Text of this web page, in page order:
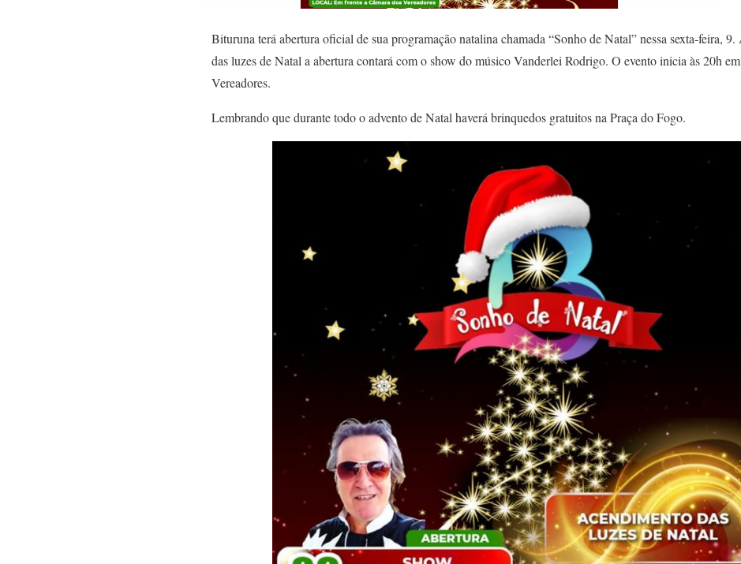
Bituruna terá abertura oficial de sua programação natalina chamada “Sonho de Natal” nessa sexta-feira,
das luzes de Natal a abertura contará com o show do músico Vanderlei Rodrigo. O evento inicia às 20h
Vereadores.
Lembrando que durante todo o advento de Natal haverá brinquedos gratuitos na Praça do Fogo.